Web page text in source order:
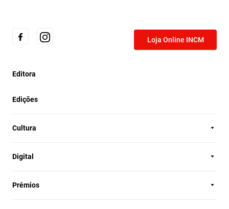
Loja Online INCM
Editora
Edições
Cultura
Digital
Prémios